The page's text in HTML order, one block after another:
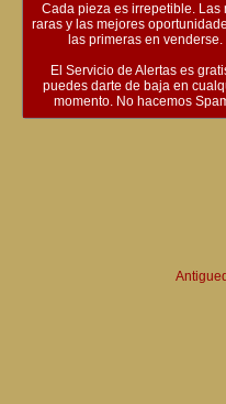
Cada pieza es irrepetible. Las
raras y las mejores
las primeras en venderse.
El Servicio de Alertas es
puedes darte de baja en
momento. No hacemos